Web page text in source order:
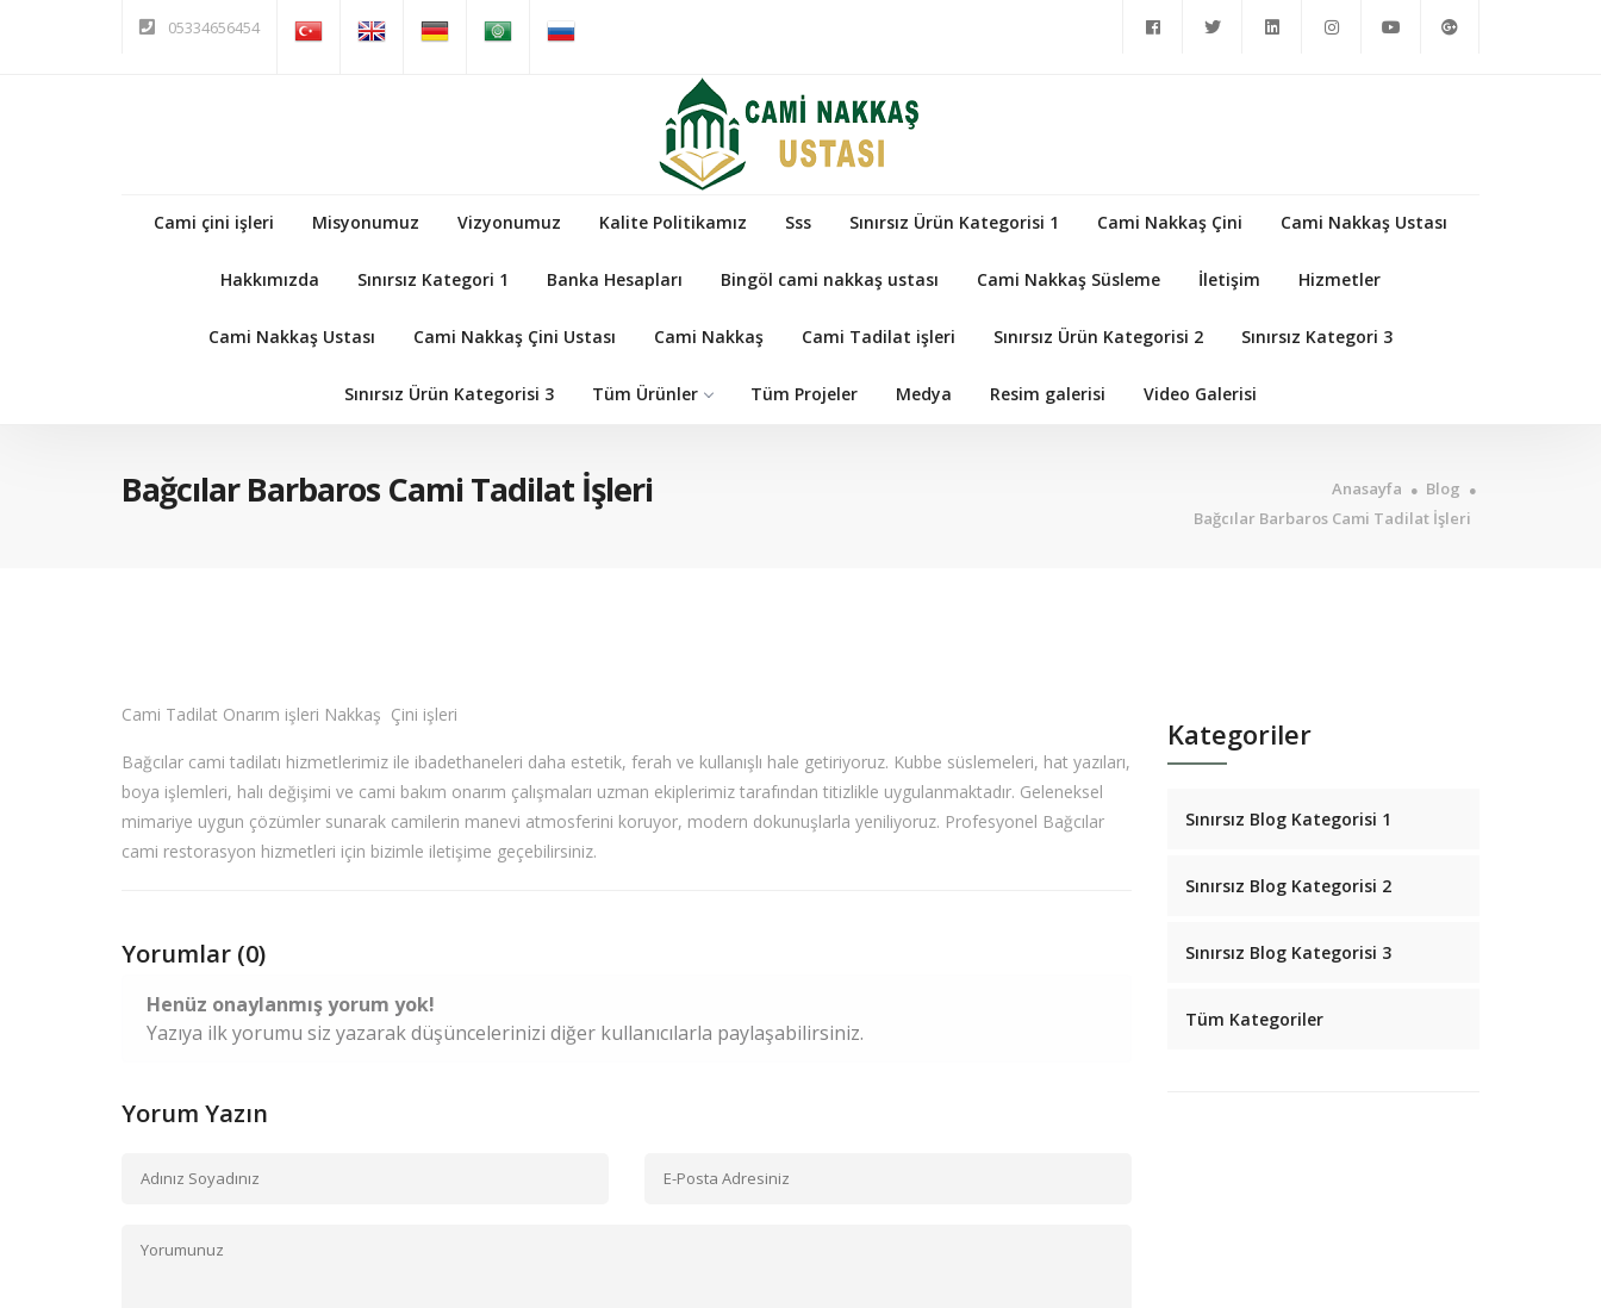
05334656454
Cami çini işleri Misyonumuz Vizyonumuz Kalite Politikamız Sss Sınırsız Ürün Kategorisi 1 Cami Nakkaş Çini Cami Nakkaş Ustası
Hakkımızda Sınırsız Kategori 1 Banka Hesapları Bingöl cami nakkaş ustası Cami Nakkaş Süsleme İletişim Hizmetler
Cami Nakkaş Ustası Cami Nakkaş Çini Ustası Cami Nakkaş Cami Tadilat işleri Sınırsız Ürün Kategorisi 2 Sınırsız Kategori 3
Sınırsız Ürün Kategorisi 3 Tüm Ürünler Tüm Projeler Medya Resim galerisi Video Galerisi
Bağcılar Barbaros Cami Tadilat İşleri Anasayfa
Blog
Bağcılar Barbaros Cami Tadilat İşleri
Cami Tadilat Onarım işleri Nakkaş Çini işleri
Bağcılar cami tadilatı hizmetlerimiz ile ibadethaneleri daha estetik, ferah ve kullanışlı hale getiriyoruz. Kubbe süslemeleri, hat yazıları,
boya işlemleri, halı değişimi ve cami bakım onarım çalışmaları uzman ekiplerimiz tarafından titizlikle uygulanmaktadır. Geleneksel
mimariye uygun çözümler sunarak camilerin manevi atmosferini koruyor, modern dokunuşlarla yeniliyoruz. Profesyonel Bağcılar
cami restorasyon hizmetleri için bizimle iletişime geçebilirsiniz.
Yorumlar (0)
Henüz onaylanmış yorum yok!
Yazıya ilk yorumu siz yazarak düşüncelerinizi diğer kullanıcılarla paylaşabilirsiniz.
Yorum Yazın
Kategoriler
Sınırsız Blog Kategorisi 1
Sınırsız Blog Kategorisi 2
Sınırsız Blog Kategorisi 3
Tüm Kategoriler